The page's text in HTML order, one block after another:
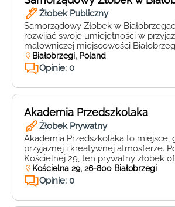
Żłobek Publiczny
Samorządowy Żłobek w
rozwijać swoje umiejętności w
malowniczej miejscowości
jakość opieki oraz wszechstronny
miejsce dla najmłodszych, gdzie
wszechstronny rozwój każdego
odpowiednie […]
Białobrzegi, Poland
Opinie: 0
Akademia Przedszkolaka
Żłobek Prywatny
Akademia Przedszkolaka to
przyjaznej i kreatywnej atmosferze.
Kościelnej 29, ten prywatny żłobek
Wyjątkowa specjalizacja Akademii
podejściu do każdego malucha,
zainteresowań na pierwszym
[…]
Kościelna 29, 26-800 Białobrzegi
Opinie: 0